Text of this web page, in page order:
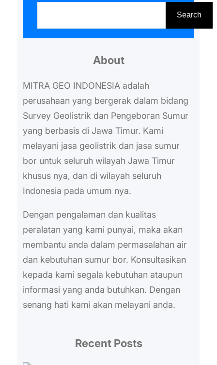
Search
About
MITRA GEO INDONESIA adalah
perusahaan yang bergerak dalam bidang
Survey Geolistrik dan Pengeboran Sumur
yang berbasis di Jawa Timur. Kami
melayani jasa geolistrik dan jasa sumur
bor untuk seluruh wilayah Jawa Timur
khusus nya, dan di wilayah seluruh
Indonesia pada umum nya.
Dengan pengalaman dan kualitas
peralatan yang kami punyai, maka akan
membantu anda dalam permasalahan air
dan kebutuhan sumur bor. Konsultasikan
kepada kami segala kebutuhan ataupun
informasi yang anda butuhkan. Dengan
senang hati kami akan melayani anda.
Recent Posts